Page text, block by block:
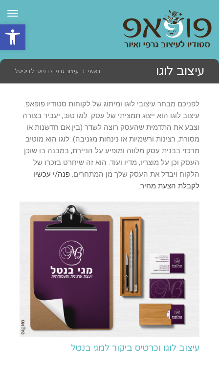
פתח
עיצוב לוגו ראשי ‹ עיצוב גרפי לדפוס ולדיגיטל
לפניכם מבחר עיצובי לוגו ומיתוג של לקוחות סטודיו פופאפ.
עיצוב לוגו הוא ייצוג תמציתי של עסק. לוגו טוב, יעביר בצורה
וצבע את התדמית שהעסק רוצה לשדר (בין אם חדשנות או
מסורת, רצינות ורשמיות או נינחות מגניבה). לוגו הוא מוטיב
מרכזי בבנית עסק מלווה ומופיע על הניירת, במבנה בו שוכן
העסק וכן על מוצריו, מדיו ועוד. הוא זה שיחרט בזכרו של
הלקוח ויבדל את העסק שלך מן המתחרים. פנה/י עכשיו
לקבלת הצעת מחיר
עיצוב לוגו וכרטיס ביקור למגי בנטל